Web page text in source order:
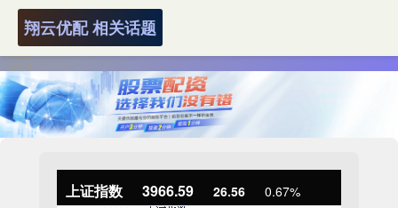
上证指数 3966.59 26.56 0.67%
翔云优配 相关话题